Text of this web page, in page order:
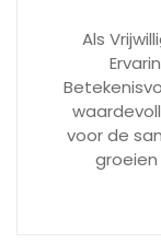
Als
voor de